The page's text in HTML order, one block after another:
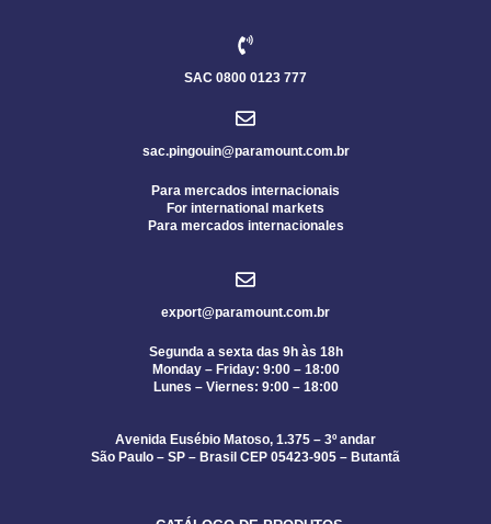
SAC 0800 0123 777
sac.pingouin@paramount.com.br
Para mercados internacionais
For international markets
Para mercados internacionales
export@paramount.com.br
Segunda a sexta das 9h às 18h
Monday – Friday: 9:00 – 18:00
Lunes – Viernes: 9:00 – 18:00
Avenida Eusébio Matoso, 1.375 – 3º andar
São Paulo – SP – Brasil CEP 05423-905 – Butantã